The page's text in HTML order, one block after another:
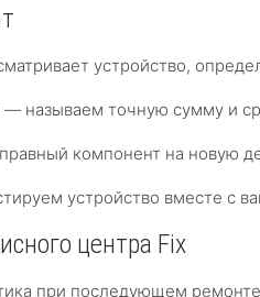
устройство,
— называем точную сумму и
компонент на новую
устройство вместе с
центра Fix
при последующем ремонте